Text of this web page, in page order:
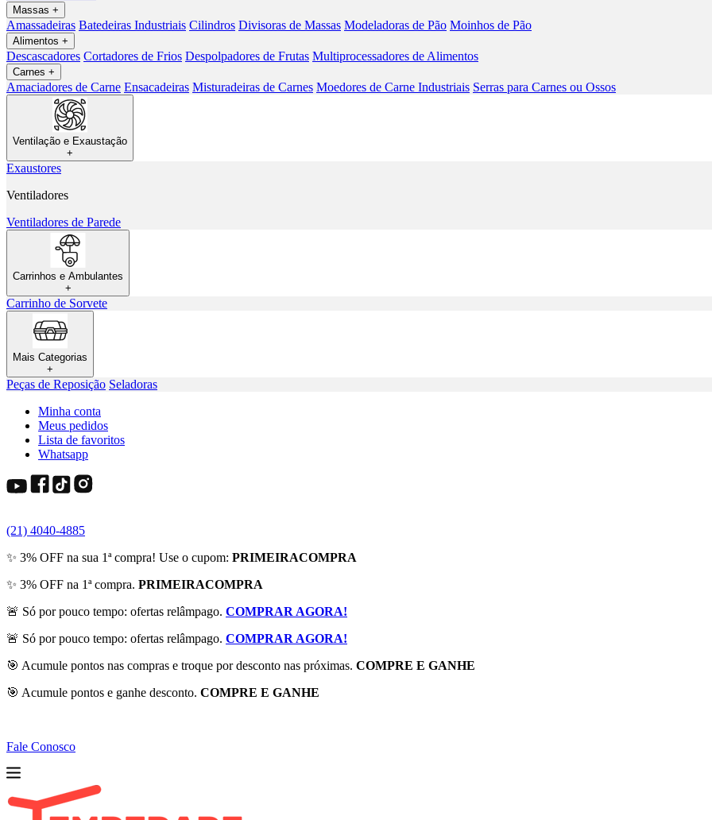
Massas +
Amassadeiras Batedeiras Industriais Cilindros Divisoras de Massas Modeladoras de Pão Moinhos de Pão
Alimentos +
Descascadores Cortadores de Frios Despolpadores de Frutas Multiprocessadores de Alimentos
Carnes +
Amaciadores de Carne Ensacadeiras Misturadeiras de Carnes Moedores de Carne Industriais Serras para Carnes ou Ossos
Ventilação e Exaustação
+
Exaustores
Ventiladores
Ventiladores de Parede
Carrinhos e Ambulantes
+
Carrinho de Sorvete
Mais Categorias
+
Peças de Reposição Seladoras
Minha conta
Meus pedidos
Lista de favoritos
Whatsapp
(21) 4040-4885
✨ 3% OFF na sua 1ª compra! Use o cupom: PRIMEIRACOMPRA
✨ 3% OFF na 1ª compra. PRIMEIRACOMPRA
🚨 Só por pouco tempo: ofertas relâmpago. COMPRAR AGORA!
🚨 Só por pouco tempo: ofertas relâmpago. COMPRAR AGORA!
🎯 Acumule pontos nas compras e troque por desconto nas próximas. COMPRE E GANHE
🎯 Acumule pontos e ganhe desconto. COMPRE E GANHE
Fale Conosco